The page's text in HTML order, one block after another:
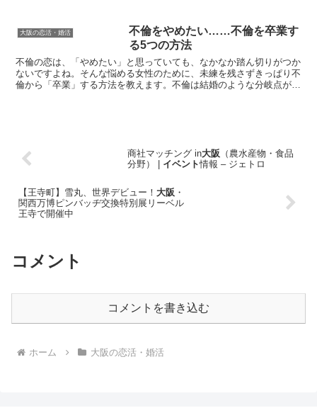
大阪の恋活・婚活
不倫をやめたい……不倫を卒業す
る5つの方法
不倫の恋は、「やめたい」と思っていても、なかなか踏ん切りがつか
ないですよね。そんな悩める女性のために、未練を残さずきっぱり不
倫から「卒業」する方法を教えます。不倫は結婚のような分岐点がな
商社マッチング in大阪 （農水産物・食品
分野） | イベント情報 – ジェトロ
【王寺町】雪丸、世界デビュー！ 大阪 ・
関西万博ピンバッヂ交換特別展リーベル
王寺で開催中
コメント
コメントを書き込む
ホーム 大阪の恋活・婚活